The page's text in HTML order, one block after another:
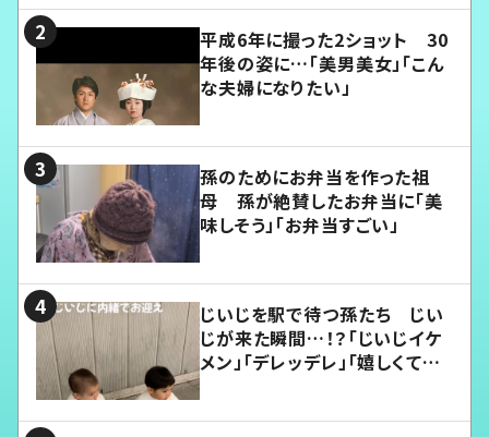
平成6年に撮った2ショット 30
年後の姿に…「美男美女」「こん
な夫婦になりたい」
孫のためにお弁当を作った祖
母 孫が絶賛したお弁当に「美
味しそう」「お弁当すごい」
じいじを駅で待つ孫たち じい
じが来た瞬間…！？「じいじイケ
メン」「デレッデレ」「嬉しくて可